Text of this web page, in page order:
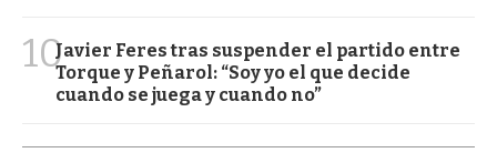
10Javier Feres tras suspender el partido entre
Torque y Peñarol: “Soy yo el que decide
cuando se juega y cuando no”